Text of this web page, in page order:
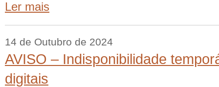
Ler mais
14 de Outubro de 2024
AVISO – Indisponibilidade
digitais